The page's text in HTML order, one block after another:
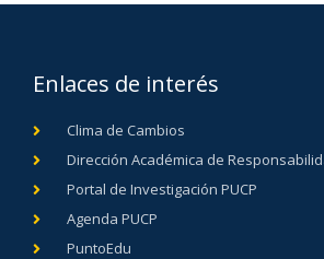
Enlaces de interés
Clima de Cambios
Dirección Académica de
Portal de Investigación PUCP
Agenda PUCP
PuntoEdu